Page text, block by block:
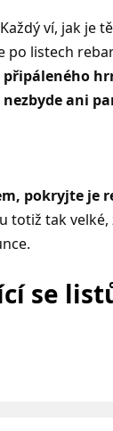
ví, jak je
listech
připáleného
ani
pokryjte je
totiž tak
se